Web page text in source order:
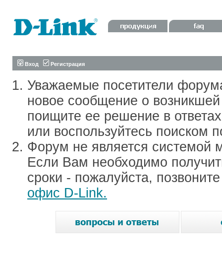
Вход Регистрация
Уважаемые посетители
новое сообщение о
поищите ее решение в
или воспользуйтесь поиском
Форум не является системой
Если Вам необходимо
сроки - пожалуйста,
офис D-Link.